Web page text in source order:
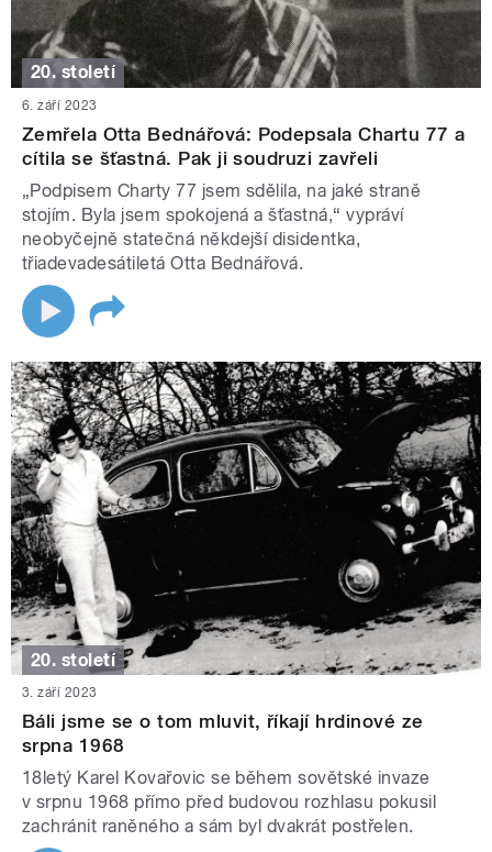
20. století
6. září 2023
Zemřela Otta Bednářová: Podepsala Chartu 77 a
cítila se šťastná. Pak ji soudruzi zavřeli
„Podpisem Charty 77 jsem sdělila, na jaké straně
stojím. Byla jsem spokojená a šťastná,“ vypráví
neobyčejně statečná někdejší disidentka,
třiadevadesátiletá Otta Bednářová.
20. století
3. září 2023
Báli jsme se o tom mluvit, říkají hrdinové ze
srpna 1968
18letý Karel Kovařovic se během sovětské invaze
v srpnu 1968 přímo před budovou rozhlasu pokusil
zachránit raněného a sám byl dvakrát postřelen.